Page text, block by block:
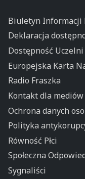
Biuletyn Informacji
Deklaracja
Dostępność Uczelni
Europejska Karta
Radio Fraszka
Kontakt dla mediów
Ochrona danych
Polityka
Równość Płci
Społeczna
Sygnaliści